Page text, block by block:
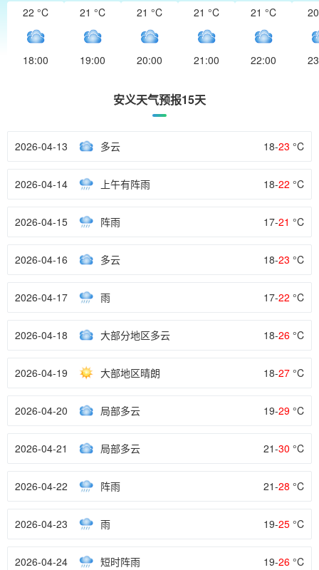
22 °C
18:00
21 °C
19:00
21 °C
20:00
21 °C
21:00
21 °C
22:00
安义天气预报15天
2026-04-13 多云 18-23 °C
2026-04-14 上午有阵雨 18-22 °C
2026-04-15 阵雨 17-21 °C
2026-04-16 多云 18-23 °C
2026-04-17 雨 17-22 °C
2026-04-18 大部分地区多云 18-26 °C
2026-04-19 大部地区晴朗 18-27 °C
2026-04-20 局部多云 19-29 °C
2026-04-21 局部多云 21-30 °C
2026-04-22 阵雨 21-28 °C
2026-04-23 雨 19-25 °C
2026-04-24 短时阵雨 19-26 °C